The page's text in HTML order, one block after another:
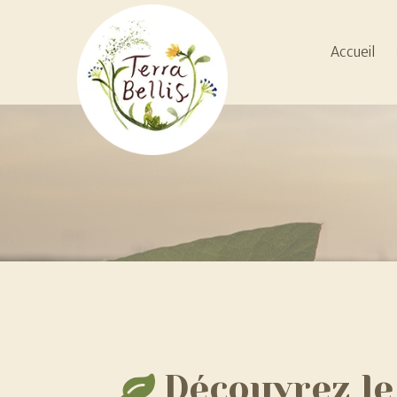
Accueil
Accueil
Découvrez le